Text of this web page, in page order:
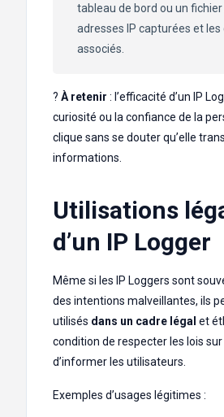
tableau de bord ou un
adresses IP capturées et les
associés.
? À retenir : l’efficacité d’un IP
curiosité ou la confiance de la
clique sans se douter qu’elle
informations.
Utilisations
d’un IP Logger
Même si les IP Loggers sont
des intentions malveillantes, ils
utilisés dans un cadre légal et
condition de respecter les lois
d’informer les utilisateurs.
Exemples d’usages légitimes :